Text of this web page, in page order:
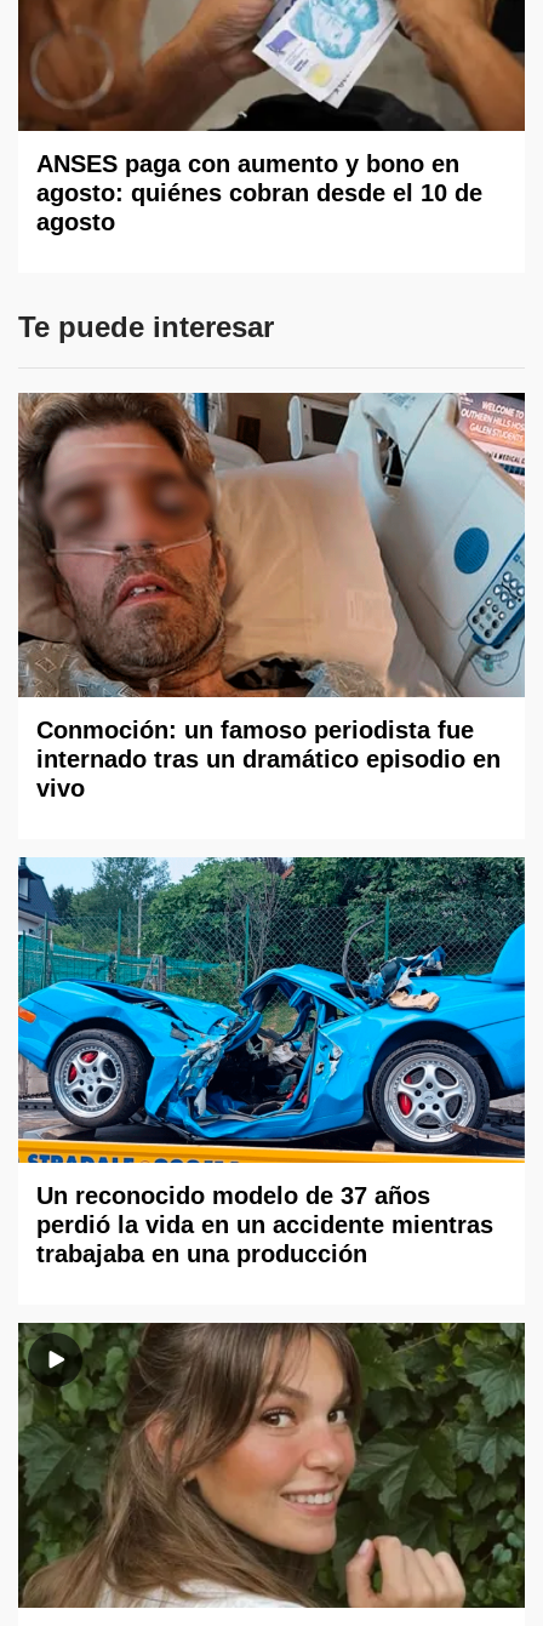
ANSES paga con aumento y bono en
agosto: quiénes cobran desde el 10 de
agosto
Te puede interesar
Conmoción: un famoso periodista fue
internado tras un dramático episodio en
vivo
Un reconocido modelo de 37 años
perdió la vida en un accidente mientras
trabajaba en una producción